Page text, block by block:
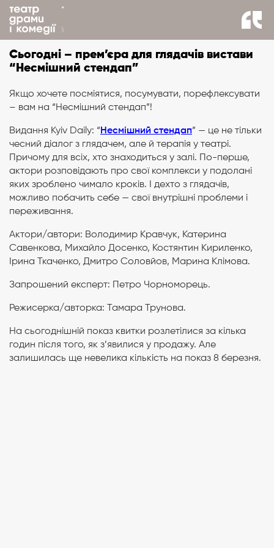
назад до новин
Сьогодні – прем’єра для глядачів вистави
“Несмішний стендап”
Якщо хочете посміятися, посумувати, порефлексувати
– вам на “Несмішний стендап”!
Видання Kyiv Daily: “ Несмішний стендап” — це не тільки
чесний діалог з глядачем, але й терапія у театрі.
Причому для всіх, хто знаходиться у залі. По-перше,
актори розповідають про свої комплекси у подолані
яких зроблено чимало кроків. І дехто з глядачів,
можливо побачить себе — свої внутрішні проблеми і
переживання.
Актори/автори: Володимир Кравчук, Катерина
Савенкова, Михайло Досенко, Костянтин Кириленко,
Ірина Ткаченко, Дмитро Соловйов, Марина Клімова.
Запрошений експерт: Петро Чорноморець.
Режисерка/авторка: Тамара Трунова.
На сьогоднішній показ квитки розлетілися за кілька
годин після того, як з’явилися у продажу. Але
залишилась ще невелика кількість на показ 8 березня.